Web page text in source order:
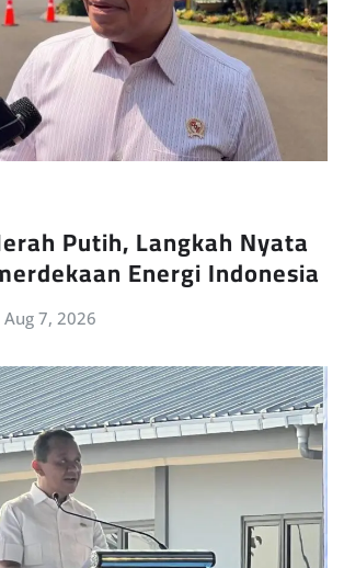
Putih, Langkah Nyata
Energi Indonesia
Aug 7, 2026